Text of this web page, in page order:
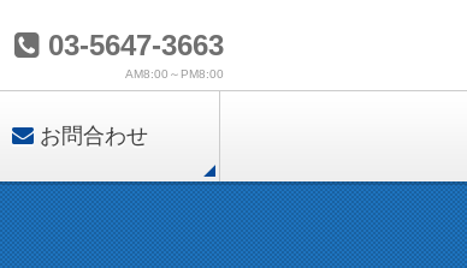
03-5647-3663
AM8:00～PM8:00
お問合わせ